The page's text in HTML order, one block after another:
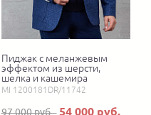
Пиджак с меланжевым
эффектом из шерсти,
шелка и кашемира
MI 1200181DR/11742
97 000 руб. 54 000 руб.